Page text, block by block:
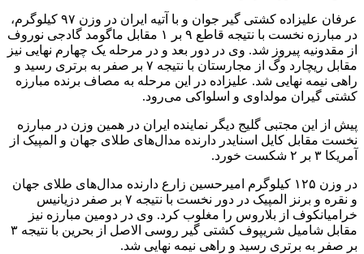
عرفان علیزاده کشتی گیر جوان و با آتیه ایران در وزن ۹۷ کیلوگرم،
در مبارزه نخست با نتیجه قاطع ۹ بر ۱ مقابل ماگومد گادجی نوروف
از مقدونیه پیروز شد. وی در دور بعد و در مرحله یک چهارم نهایی نیز
مقابل ریچارد وگ از مجارستان با نتیجه ۷ بر صفر به برتری رسید و
راهی نیمه نهایی شد. علیزاده در این مرحله به مصاف برنده مبارزه
کشتی گیران مولداوی و اسلواکی می‌رود.
پیش از این مجتبی گلیج دیگر نماینده ایران در همین وزن در مبارزه
نخست مقابل کایل اسنایدر دارنده مدال‌های طلای جهان و المپیک از
آمریکا ۳ بر ۲ شکست خورد.
در وزن ۱۲۵ کیلوگرم امیرحسین زارع دارنده مدال‌های طلای جهان
و نقره و برنز المپیک در دور نخست با نتیجه ۷ بر صفر دزیانیس
خرامیانکوف از بلاروس را مغلوب کرد. وی در دومین مبارزه نیز
مقابل شامیل شریپوف کشتی گیر روسی الاصل از بحرین با نتیجه ۳
بر صفر به برتری رسید و راهی نیمه نهایی شد.